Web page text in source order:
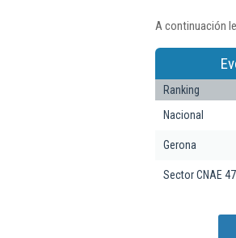
A continuación
Ranking
Nacional
Gerona
Sector CNAE